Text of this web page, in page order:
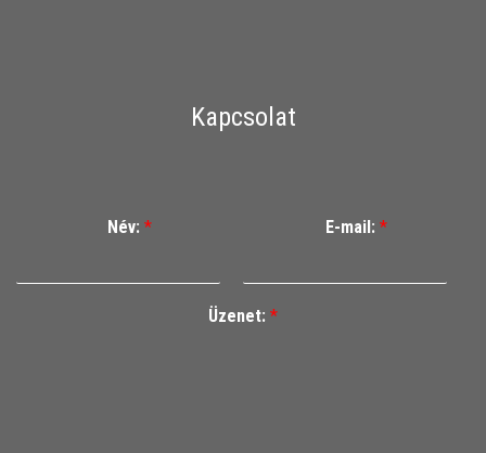
Kapcsolat
Név: * E-mail: *
Üzenet: *